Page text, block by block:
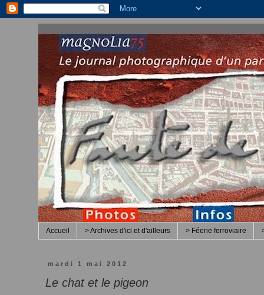
Accueil > Archives d'ici et d'ailleurs > Féerie ferroviaire
mardi 1 mai 2012
Le chat et le pigeon